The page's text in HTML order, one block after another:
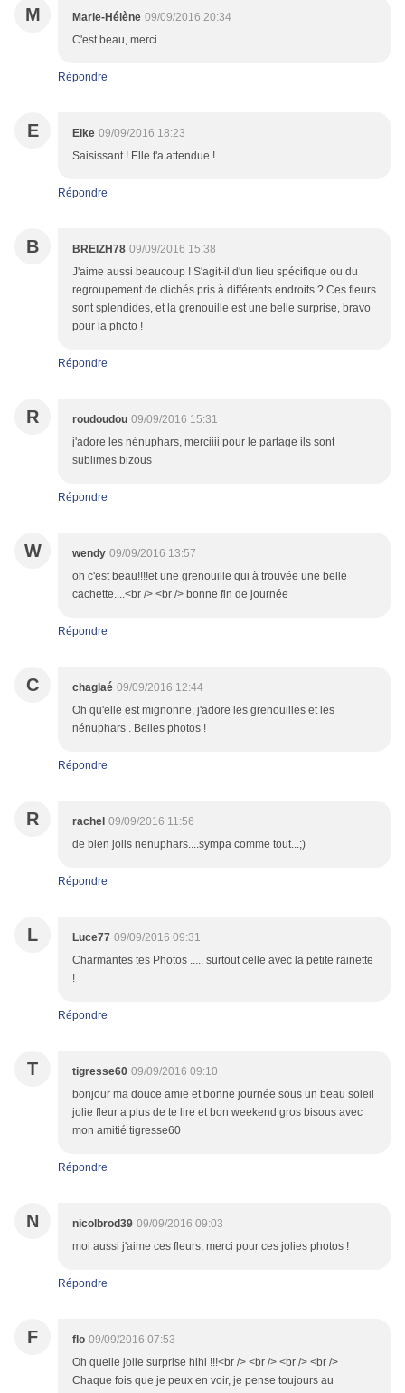
M Marie-Hélène 09/09/2016 20:34
C'est beau, merci
Répondre
E Elke 09/09/2016 18:23
Saisissant ! Elle t'a attendue !
Répondre
B BREIZH78 09/09/2016 15:38
J'aime aussi beaucoup ! S'agit-il d'un lieu spécifique ou du
regroupement de clichés pris à différents endroits ? Ces fleurs
sont splendides, et la grenouille est une belle surprise, bravo
pour la photo !
Répondre
R roudoudou 09/09/2016 15:31
j'adore les nénuphars, merciiii pour le partage ils sont
sublimes bizous
Répondre
W wendy 09/09/2016 13:57
oh c'est beau!!!!et une grenouille qui à trouvée une belle
cachette....<br /> <br /> bonne fin de journée
Répondre
C chaglaé 09/09/2016 12:44
Oh qu'elle est mignonne, j'adore les grenouilles et les
nénuphars . Belles photos !
Répondre
R rachel 09/09/2016 11:56
de bien jolis nenuphars....sympa comme tout...;)
Répondre
L Luce77 09/09/2016 09:31
Charmantes tes Photos ..... surtout celle avec la petite rainette
!
Répondre
T tigresse60 09/09/2016 09:10
bonjour ma douce amie et bonne journée sous un beau soleil
jolie fleur a plus de te lire et bon weekend gros bisous avec
mon amitié tigresse60
Répondre
N nicolbrod39 09/09/2016 09:03
moi aussi j'aime ces fleurs, merci pour ces jolies photos !
Répondre
F flo 09/09/2016 07:53
Oh quelle jolie surprise hihi !!!<br /> <br /> <br /> <br />
Chaque fois que je peux en voir, je pense toujours au